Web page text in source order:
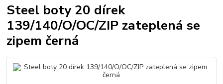
Steel boty 20 dírek
139/140/O/OC/ZIP zateplená se
zipem černá